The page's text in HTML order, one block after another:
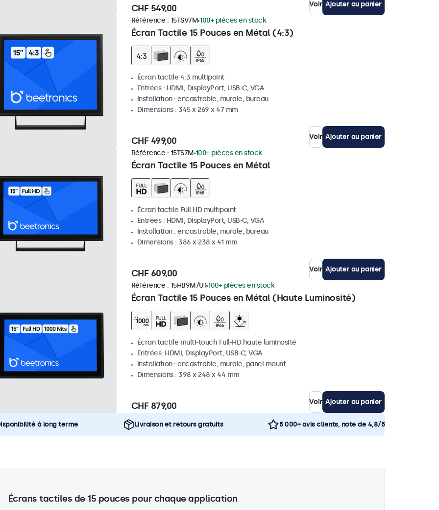
CHF 549,00 Voir Ajouter au panier
Écran Tactile 15 Pouces en Métal (4:3)
Référence : 15TSV7M 100+ pièces en stock
Écran tactile 4:3 multipoint
Entrées : HDMI, DisplayPort, USB-C, VGA
Installation : encastrable, murale, bureau
Dimensions : 345 x 269 x 47 mm
CHF 499,00 Voir Ajouter au panier
Écran Tactile 15 Pouces en Métal
Référence : 15TS7M 100+ pièces en stock
Écran tactile Full HD multipoint
Entrées : HDMI, DisplayPort, USB-C, VGA
Installation : encastrable, murale, bureau
Dimensions : 386 x 238 x 41 mm
CHF 609,00 Voir Ajouter au panier
Écran Tactile 15 Pouces en Métal (Haute Luminosité)
Référence : 15HB9M/U1 100+ pièces en stock
Écran tactile multi-touch Full-HD haute luminosité
Entrées: HDMI, DisplayPort, USB-C, VGA
Installation : encastrable, murale, panel mount
Dimensions : 398 x 248 x 44 mm
CHF 879,00 Voir Ajouter au panier
à long terme Livraison et retours gratuits 5 000+ avis clients, note de 4,8/5
Écrans tactiles de 15 pouces pour chaque application